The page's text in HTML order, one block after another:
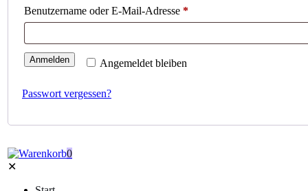
Benutzername oder E-Mail-Adresse *
Angemeldet bleiben
Anmelden
Passwort vergessen?
0
✕